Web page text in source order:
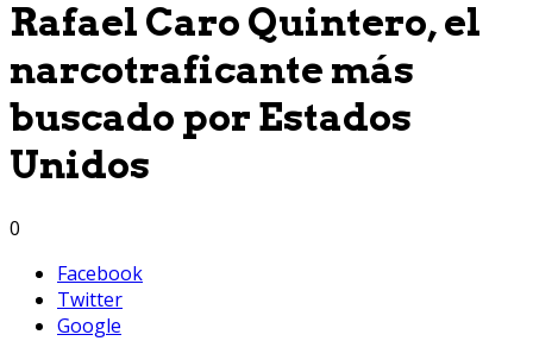
Rafael Caro Quintero, el
narcotraficante más
buscado por Estados
Unidos
0
Facebook
Twitter
Google